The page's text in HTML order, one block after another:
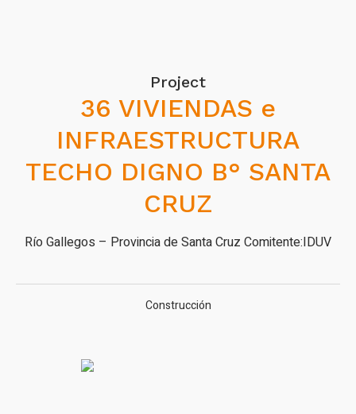
Project
36 VIVIENDAS e
INFRAESTRUCTURA
TECHO DIGNO B° SANTA
CRUZ
Río Gallegos – Provincia de Santa Cruz Comitente:IDUV
Construcción